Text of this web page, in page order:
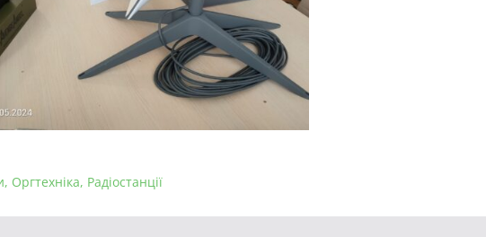
, Оргтехніка, Радіостанції